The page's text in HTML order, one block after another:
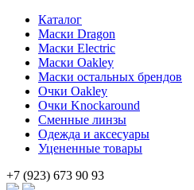
Каталог
Маски Dragon
Маски Electric
Маски Oakley
Маски остальных брендов
Очки Oakley
Очки Knockaround
Сменные линзы
Одежда и аксесуары
Уцененные товары
+7 (923) 673 90 93